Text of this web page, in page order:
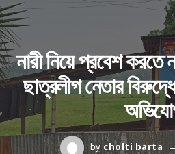
নারী নিয়ে প্রবেশ করতে
ছাত্রলীগ নেতার
by cholti barta